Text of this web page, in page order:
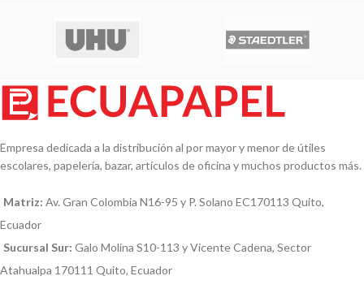
Empresa dedicada a la distribución al por mayor y menor de útiles
escolares, papelería, bazar, artículos de oficina y muchos productos más.
Matriz: Av. Gran Colombia N16-95 y P. Solano EC170113 Quito,
Ecuador
Sucursal Sur: Galo Molina S10-113 y Vicente Cadena, Sector
Atahualpa 170111 Quito, Ecuador